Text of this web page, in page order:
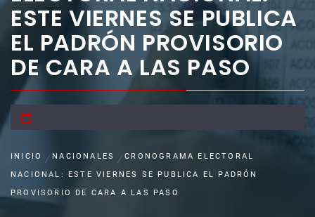
ESTE VIERNES SE PUBLICA
EL PADRÓN PROVISORIO
DE CARA A LAS PASO
INICIO NACIONALES
CRONOGRAMA ELECTORAL
NACIONAL: ESTE VIERNES SE PUBLICA EL PADRÓN
PROVISORIO DE CARA A LAS PASO